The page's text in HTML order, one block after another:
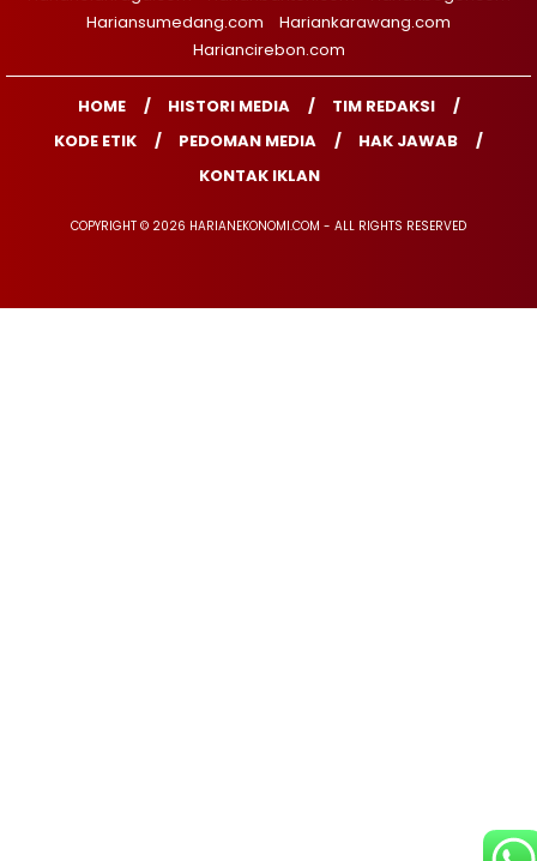
Hariansumedang.com
Hariankarawang.com
Hariancirebon.com
HOME HISTORI MEDIA
TIM REDAKSI
KODE ETIK
PEDOMAN MEDIA
HAK JAWAB
KONTAK IKLAN
COPYRIGHT © 2026 HARIANEKONOMI.COM - ALL RIGHTS RESERVED